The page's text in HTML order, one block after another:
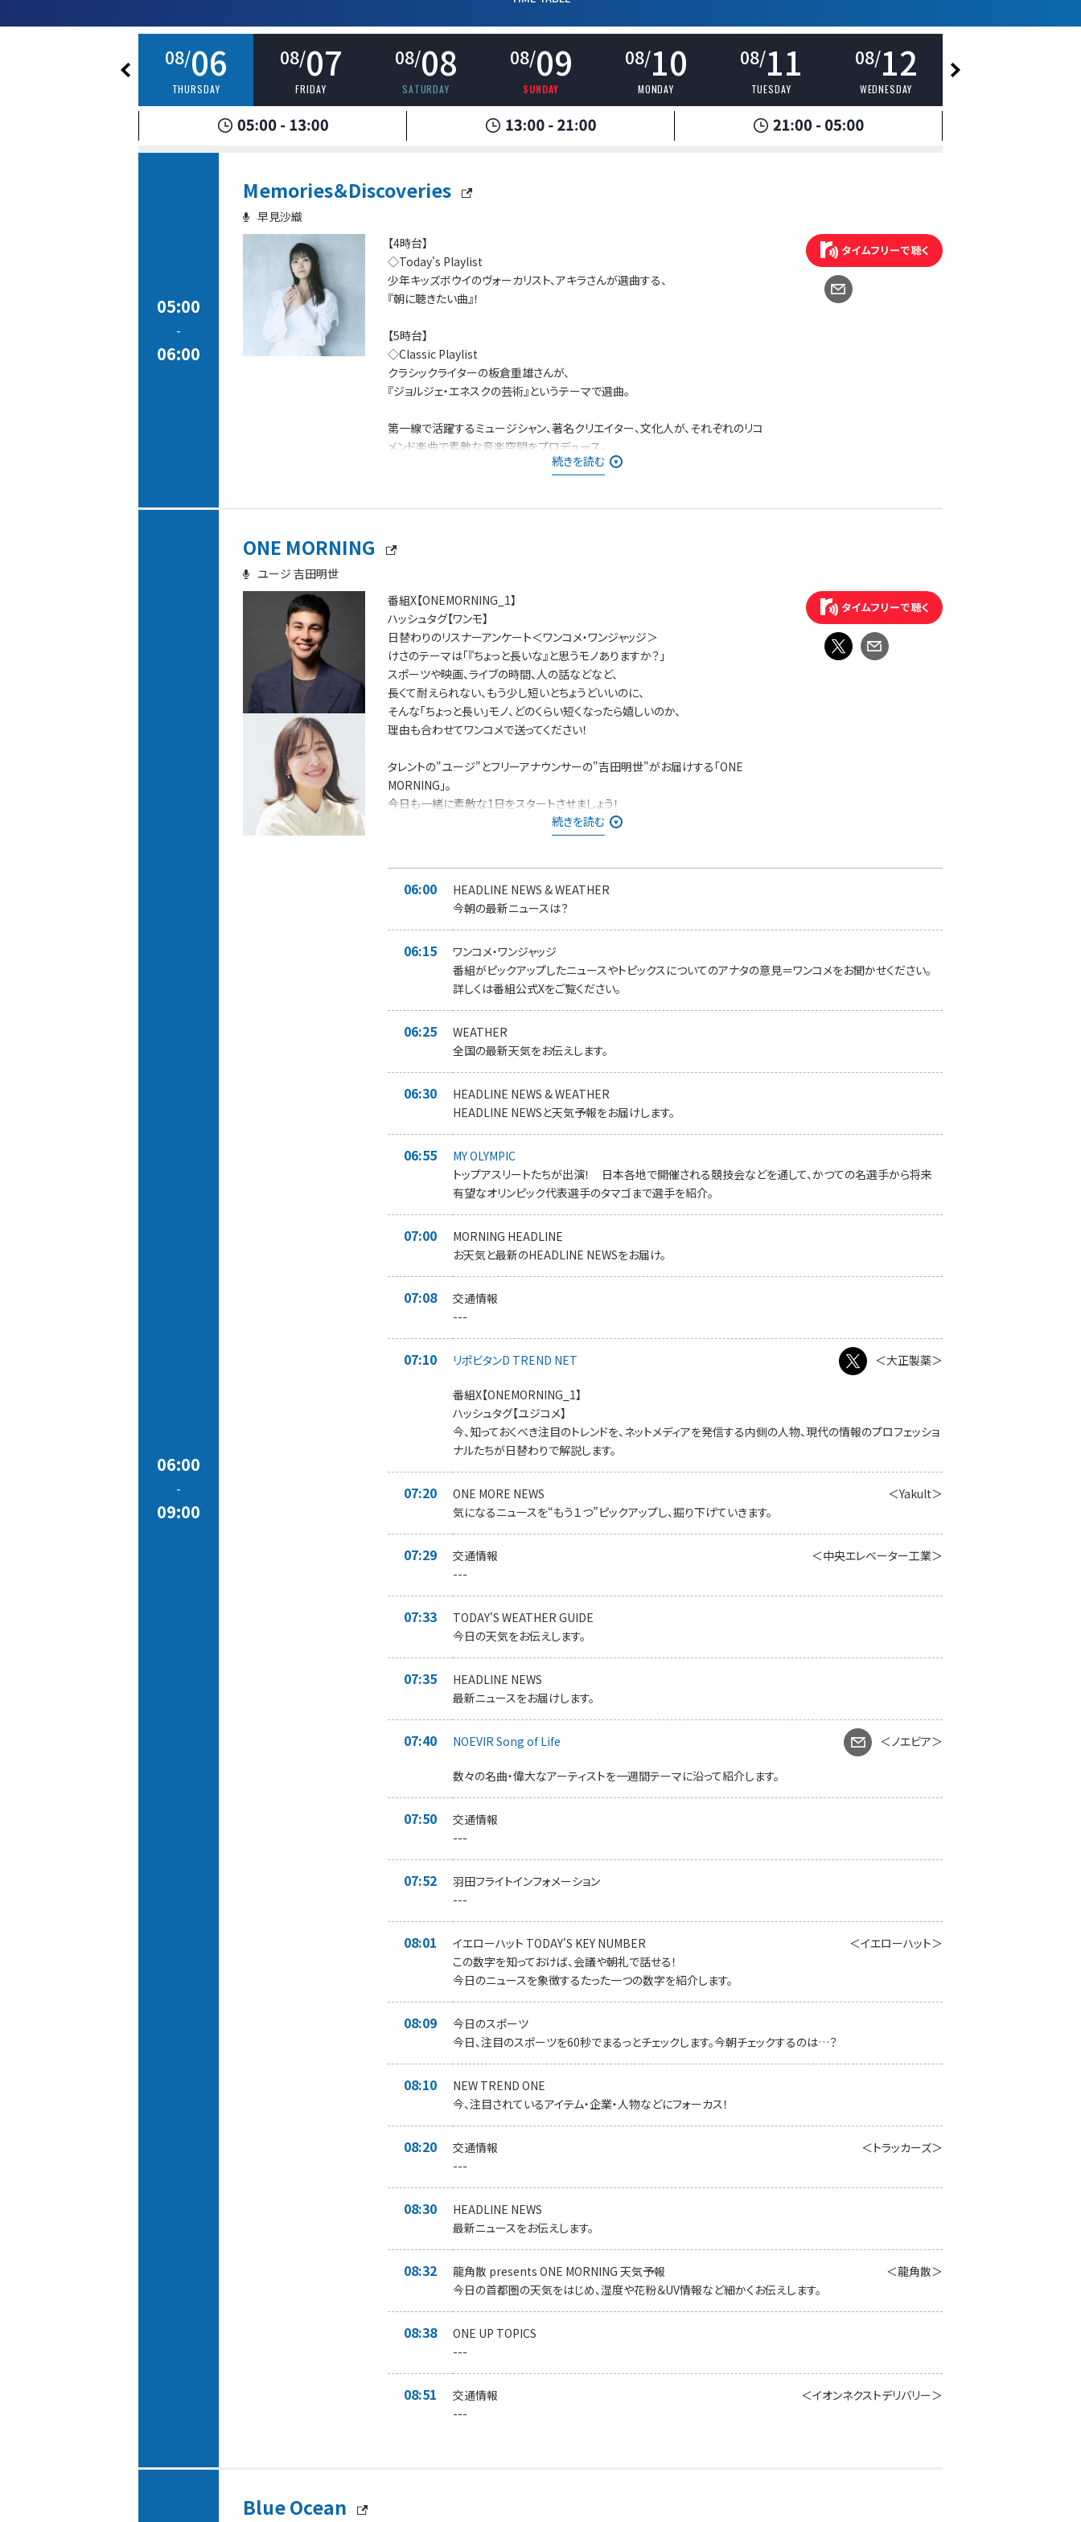
08/06
THURSDAY
08/07
FRIDAY
08/08
SATURDAY
08/09
SUNDAY
08/10
MONDAY
08/11
TUESDAY
08/12
WEDNESDAY
05:00
-
06:00
Memories＆Discoveries
早見沙織
【4時台】
◇Today's Playlist
少年キッズボウイのヴォーカリスト、アキラさんが選曲する、
『朝に聴きたい曲』！
【5時台】
◇Classic Playlist
クラシックライターの板倉重雄さんが、
『ジョルジェ・エネスクの芸術』というテーマで選曲。
第一線で活躍するミュージシャン、著名クリエイター、文化人が、それぞれのリコ
メンド楽曲で素敵な音楽空間をプロデュース。
懐かしさを感じるナンバー、新たな出会いとなるようなナンバー等、幅広い世代
続きを読む
06:00
-
09:00
ONE MORNING
ユージ 吉田明世
番組X【ONEMORNING_1】
ハッシュタグ【ワンモ】
日替わりのリスナーアンケート＜ワンコメ・ワンジャッジ＞
けさのテーマは「『ちょっと長いな』と思うモノありますか？」
スポーツや映画、ライブの時間、人の話などなど、
長くて耐えられない、もう少し短いとちょうどいいのに、
そんな「ちょっと長い」モノ、どのくらい短くなったら嬉しいのか、
理由も合わせてワンコメで送ってください！
タレントの"ユージ"とフリーアナウンサーの"吉田明世"がお届けする「ONE
MORNING」。
今日も一緒に素敵な1日をスタートさせましょう！
日替わりのリスナーアンケート＜ワンコメ・ワンジャッジ＞
コメを募集中です！
みなさんからの「BEST HITS REQUEST」もHPから募集中！！
採用された方には番組オリジナルステッカーをプレゼントしています。
＊時間多少前後する場合があります。
また、内容も一部変更となる場合があります＊
続きを読む
06:00
HEADLINE NEWS & WEATHER
今朝の最新ニュースは？
06:15
ワンコメ・ワンジャッジ
番組がピックアップしたニュースやトピックスについてのアナタの意見＝ワンコメをお聞かせください。
詳しくは番組公式Xをご覧ください。
06:25
WEATHER
全国の最新天気をお伝えします。
06:30
HEADLINE NEWS & WEATHER
HEADLINE NEWSと天気予報をお届けします。
06:55
MY OLYMPIC
トップアスリートたちが出演！ 日本各地で開催される競技会などを通して、かつての名選手から将来
有望なオリンピック代表選手のタマゴまで選手を紹介。
07:00
MORNING HEADLINE
お天気と最新のHEADLINE NEWSをお届け。
07:08
交通情報
---
07:10 リポビタンD TREND NET ＜大正製薬＞
番組X【ONEMORNING_1】
ハッシュタグ【ユジコメ】
今、知っておくべき注目のトレンドを、ネットメディアを発信する内側の人物、現代の情報のプロフェッショ
ナルたちが日替わりで解説します。
07:20 ONE MORE NEWS
＜Yakult＞
気になるニュースを“もう１つ”ピックアップし、掘り下げていきます。
07:29 交通情報
＜中央エレベーター工業＞
---
07:33
TODAY'S WEATHER GUIDE
今日の天気をお伝えします。
07:35
HEADLINE NEWS
最新ニュースをお届けします。
07:40 NOEVIR Song of Life ＜ノエビア＞
数々の名曲・偉大なアーティストを一週間テーマに沿って紹介します。
07:50
交通情報
---
07:52
羽田フライトインフォメーション
---
08:01 イエローハット TODAY'S KEY NUMBER
＜イエローハット＞
この数字を知っておけば、会議や朝礼で話せる！
今日のニュースを象徴するたった一つの数字を紹介します。
08:09
今日のスポーツ
今日、注目のスポーツを60秒でまるっとチェックします。今朝チェックするのは…？
08:10
NEW TREND ONE
今、注目されているアイテム・企業・人物などにフォーカス！
08:20 交通情報
＜トラッカーズ＞
---
08:30
HEADLINE NEWS
最新ニュースをお伝えします。
08:32 龍角散 presents ONE MORNING 天気予報
＜龍角散＞
今日の首都圏の天気をはじめ、湿度や花粉＆UV情報など細かくお伝えします。
08:38
ONE UP TOPICS
---
08:51 交通情報
＜イオンネクストデリバリー＞
---
Blue Ocean